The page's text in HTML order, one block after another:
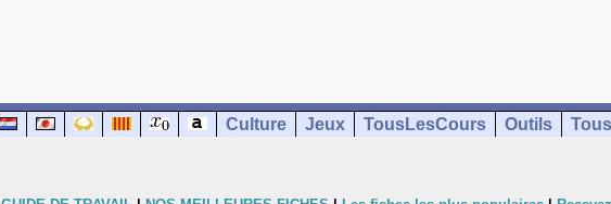
Culture Jeux TousLesCours Outils